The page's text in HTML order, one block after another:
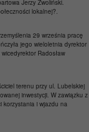
Jerzy Zwoliński.
lokalnej?.
29 września pracę
jego wieloletnia dyrektor
Radosław
terenu przy ul. Lubelskiej
inwestycji. W zawiązku z
korzystania i wjazdu na